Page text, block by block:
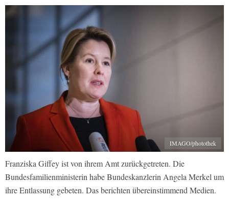
IMAGO/photothek
Franziska Giffey ist von ihrem Amt zurückgetreten. Die
Bundesfamilienministerin habe Bundeskanzlerin Angela Merkel um
ihre Entlassung gebeten. Das berichten übereinstimmend Medien.